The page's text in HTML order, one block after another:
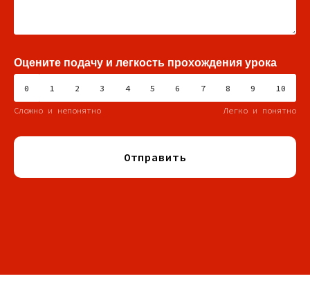
Оцените подачу и легкость прохождения урока
0 1 2 3 4 5 6 7 8 9 10
Сложно и непонятно Легко и понятно
Отправить